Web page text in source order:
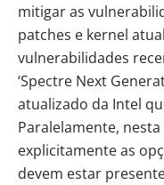
mitigar as
patches e kernel
vulnerabilidades
‘Spectre Next
atualizado da Intel
Paralelamente,
explicitamente as
devem estar